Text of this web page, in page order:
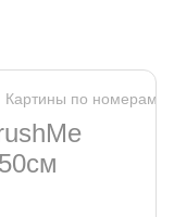
Картины по номерам